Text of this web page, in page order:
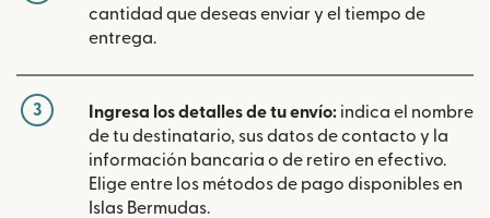
cantidad que deseas enviar y el tiempo de
entrega.
3 Ingresa los detalles de tu envío: indica el nombre
de tu destinatario, sus datos de contacto y la
información bancaria o de retiro en efectivo.
Elige entre los métodos de pago disponibles en
Islas Bermudas.